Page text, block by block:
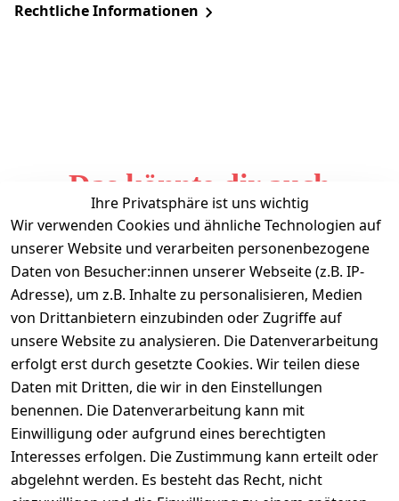
Rechtliche Informationen
Das könnte dir auch
gefallen
Ihre Privatsphäre ist uns wichtig
Wir verwenden Cookies und ähnliche Technologien auf
unserer Website und verarbeiten personenbezogene
Daten von Besucher:innen unserer Webseite (z.B. IP-
Adresse), um z.B. Inhalte zu personalisieren, Medien
von Drittanbietern einzubinden oder Zugriffe auf
unsere Website zu analysieren. Die Datenverarbeitung
erfolgt erst durch gesetzte Cookies. Wir teilen diese
Daten mit Dritten, die wir in den Einstellungen
benennen. Die Datenverarbeitung kann mit
Einwilligung oder aufgrund eines berechtigten
Interesses erfolgen. Die Zustimmung kann erteilt oder
abgelehnt werden. Es besteht das Recht, nicht
Informationen
Mein Konto